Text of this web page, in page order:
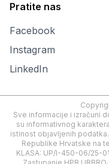
Pratite nas
Facebook
Instagram
LinkedIn
Sve informacije i izračuni
su informativnog
istinost objavljenih
Republike Hrvatske na
KLASA: UP/I-450-06/25-